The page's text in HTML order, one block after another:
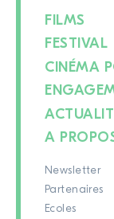
FILMS
FESTIVAL
CINÉMA
A
Newsletter
Partenaires
Ecoles